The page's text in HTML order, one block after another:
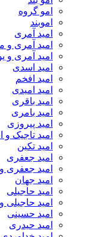
امو گروه
اموبند
امید آمری
امید آمری و
امید آمری
امید اسدی
امید افخم
امید امیدی
امید باقری
امید بامری
امید پیروزی
امید تاجیک و
امید تکین
امید جعفری
امید جعفری
امید جهان
امید حاجیلی
امید
امید حسینی
امید حیدری